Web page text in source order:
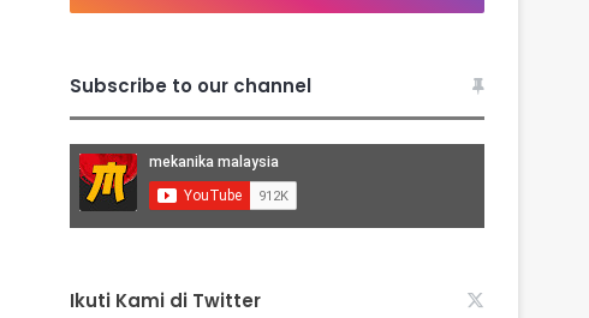
Subscribe to our channel
Ikuti Kami di Twitter